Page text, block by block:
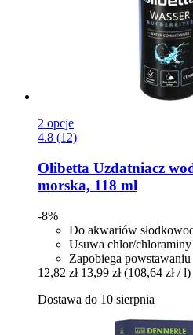
2 opcje
4.8 (12)
Olibetta Uzdatniacz
morska, 118 ml
-8%
Do akwariów
Usuwa chlor/
Zapobiega
12,82 zł 13,99 zł (108,64 zł / l)
Dostawa do 10 sierpnia